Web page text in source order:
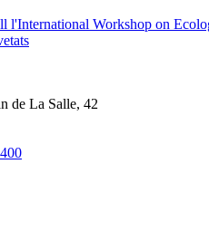
l'International Workshop on
de La Salle, 42